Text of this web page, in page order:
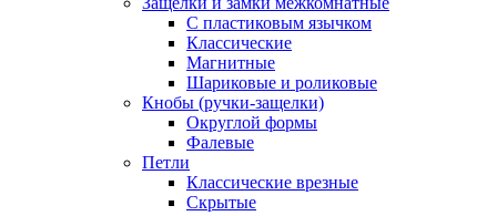
С пластиковым язычком
Классические
Магнитные
Шариковые и роликовые
Кнобы (ручки-защелки)
Округлой формы
Фалевые
Петли
Классические врезные
Скрытые